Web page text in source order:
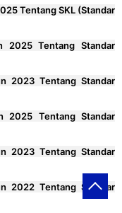
Tentang SKL (Standar
2025 Tentang Standar
2023 Tentang Standar
2025 Tentang Standar
2023 Tentang Standar
2022 Tentang Standar